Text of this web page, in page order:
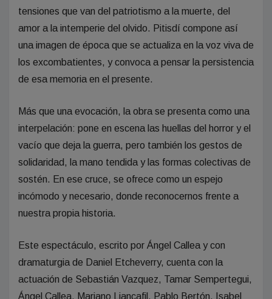
tensiones que van del patriotismo a la muerte, del
amor a la intemperie del olvido. Pitisdí compone así
una imagen de época que se actualiza en la voz viva de
los excombatientes, y convoca a pensar la persistencia
de esa memoria en el presente.
Más que una evocación, la obra se presenta como una
interpelación: pone en escena las huellas del horror y el
vacío que deja la guerra, pero también los gestos de
solidaridad, la mano tendida y las formas colectivas de
sostén. En ese cruce, se ofrece como un espejo
incómodo y necesario, donde reconocernos frente a
nuestra propia historia.
Este espectáculo, escrito por Ángel Callea y con
dramaturgia de Daniel Etcheverry, cuenta con la
actuación de Sebastián Vazquez, Tamar Sempertegui,
Ángel Callea, Mariano Liancafil, Pablo Bertón, Isabel